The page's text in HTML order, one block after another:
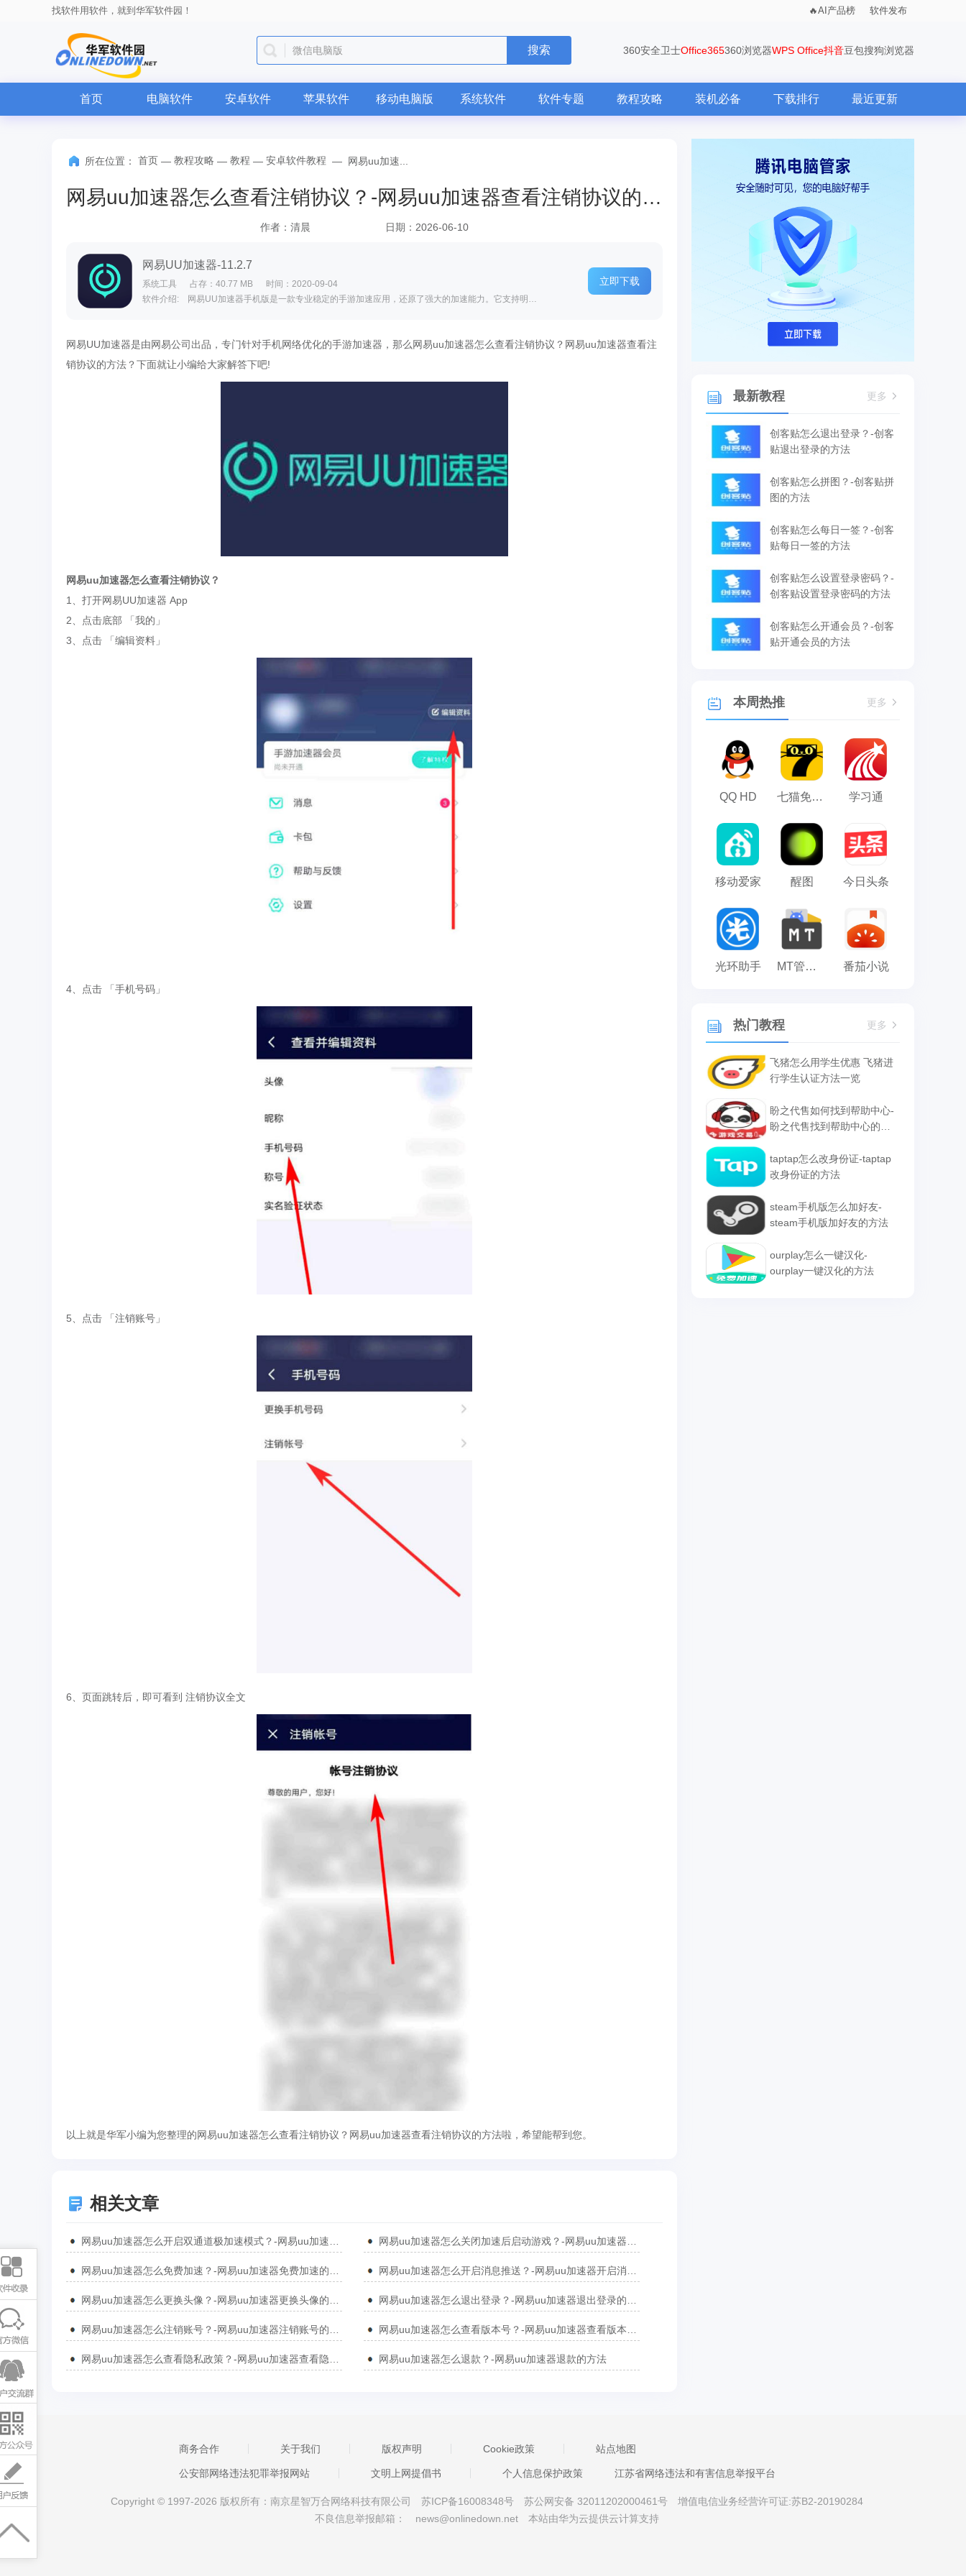
找软件用软件，就到华军软件园！ AI产品榜 软件发布
微信电脑版 搜索 360安全卫士Office365360浏览器WPS Office抖音豆包搜狗浏览器
首页 电脑软件 安卓软件 苹果软件 移动电脑版 系统软件 软件专题 教程攻略 装机必备 下载排行 最近更新
所在位置： 首页 — 教程攻略 — 教程 — 安卓软件教程 — 网易uu加速...
网易uu加速器怎么查看注销协议？-网易uu加速器查看注销协议的方法
作者：清晨 日期：2026-06-10
网易UU加速器-11.2.7
系统工具 占存：40.77 MB
时间：2020-09-04
软件介绍: 网易UU加速器手机版是一款专业稳定的手游加速应用，还原了强大的加速能力。它支持明日之后、绝地...
立即下载
网易UU加速器是由网易公司出品，专门针对手机网络优化的手游加速器，那么网易uu加速器怎么查看注销协议？网易uu加速器查看注
销协议的方法？下面就让小编给大家解答下吧!
网易uu加速器怎么查看注销协议？
1、打开网易UU加速器 App
2、点击底部 「我的」
3、点击 「编辑资料」
4、点击 「手机号码」
5、点击 「注销账号」
6、页面跳转后，即可看到 注销协议全文
以上就是华军小编为您整理的网易uu加速器怎么查看注销协议？网易uu加速器查看注销协议的方法啦，希望能帮到您。
相关文章
网易uu加速器怎么退款？-网易uu加速器退款的方法
最新教程 更多
创客贴怎么退出登录？-创客
贴退出登录的方法
创客贴怎么拼图？-创客贴拼
图的方法
创客贴怎么每日一签？-创客
贴每日一签的方法
创客贴怎么设置登录密码？-
创客贴设置登录密码的方法
创客贴怎么开通会员？-创客
贴开通会员的方法
本周热推 更多
QQ HD 七猫免费小说 学习通
移动爱家 醒图 今日头条
光环助手 MT管理器 番茄小说
热门教程 更多
飞猪怎么用学生优惠 飞猪进
行学生认证方法一览
盼之代售如何找到帮助中心-
盼之代售找到帮助中心的方
taptap怎么改身份证-taptap
改身份证的方法
steam手机版怎么加好友-
steam手机版加好友的方法
ourplay怎么一键汉化-
ourplay一键汉化的方法
商务合作 关于我们 版权声明 Cookie政策 站点地图
公安部网络违法犯罪举报网站 文明上网提倡书 个人信息保护政策 江苏省网络违法和有害信息举报平台
Copyright © 1997-2026 版权所有：南京星智万合网络科技有限公司 苏ICP备16008348号 苏公网安备 32011202000461号
增值电信业务经营许可证:苏B2-20190284
不良信息举报邮箱：
news@onlinedown.net 本站由华为云提供云计算支持